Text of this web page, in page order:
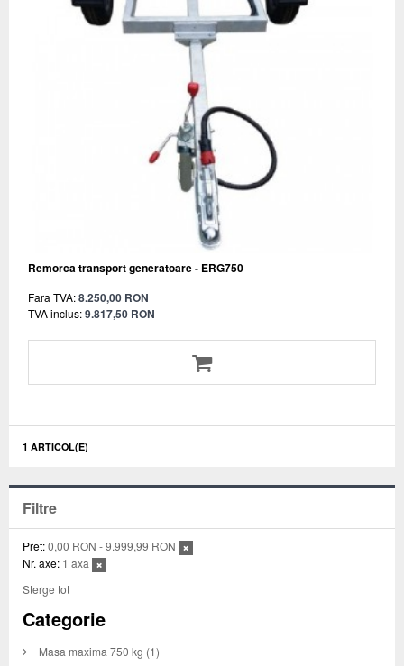
Remorca transport generatoare - ERG750
Fara TVA:8.250,00 RON
TVA inclus:9.817,50 RON
1 ARTICOL(E)
Filtre
Pret:0,00 RON - 9.999,99 RON
Nr. axe: 1 axa
Sterge tot
Categorie
Masa maxima 750 kg (1)